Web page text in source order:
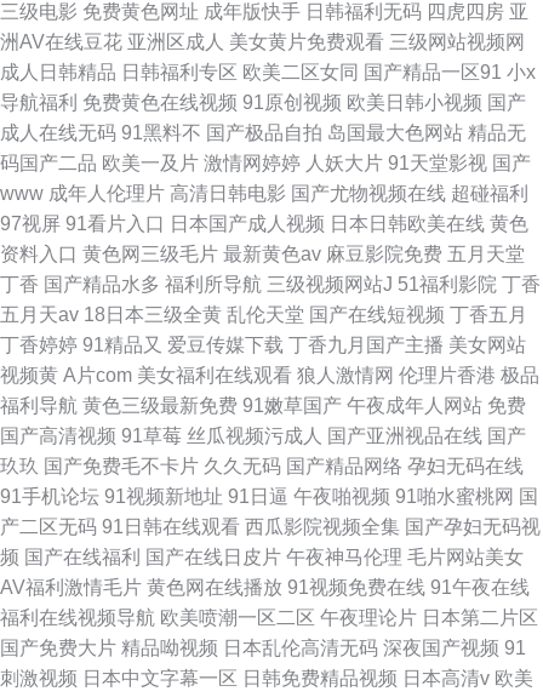
三级电影 免费黄色网址 成年版快手 日韩福利无码 四虎四房 亚
洲AV在线豆花 亚洲区成人 美女黄片免费观看 三级网站视频网
成人日韩精品 日韩福利专区 欧美二区女同 国产精品一区91 小x
导航福利 免费黄色在线视频 91原创视频 欧美日韩小视频 国产
成人在线无码 91黑料不 国产极品自拍 岛国最大色网站 精品无
码国产二品 欧美一及片 激情网婷婷 人妖大片 91天堂影视 国产
www 成年人伦理片 高清日韩电影 国产尤物视频在线 超碰福利
97视屏 91看片入口 日本国产成人视频 日本日韩欧美在线 黄色
资料入口 黄色网三级毛片 最新黄色av 麻豆影院免费 五月天堂
丁香 国产精品水多 福利所导航 三级视频网站J 51福利影院 丁香
五月天av 18日本三级全黄 乱伦天堂 国产在线短视频 丁香五月
丁香婷婷 91精品又 爱豆传媒下载 丁香九月国产主播 美女网站
视频黄 A片com 美女福利在线观看 狼人激情网 伦理片香港 极品
福利导航 黄色三级最新免费 91嫩草国产 午夜成年人网站 免费
国产高清视频 91草莓 丝瓜视频污成人 国产亚洲视品在线 国产
玖玖 国产免费毛不卡片 久久无码 国产精品网络 孕妇无码在线
91手机论坛 91视频新地址 91日逼 午夜啪视频 91啪水蜜桃网 国
产二区无码 91日韩在线观看 西瓜影院视频全集 国产孕妇无码视
频 国产在线福利 国产在线日皮片 午夜神马伦理 毛片网站美女
AV福利激情毛片 黄色网在线播放 91视频免费在线 91午夜在线
福利在线视频导航 欧美喷潮一区二区 午夜理论片 日本第二片区
国产免费大片 精品呦视频 日本乱伦高清无码 深夜国产视频 91
刺激视频 日本中文字幕一区 日韩免费精品视频 日本高清v 欧美